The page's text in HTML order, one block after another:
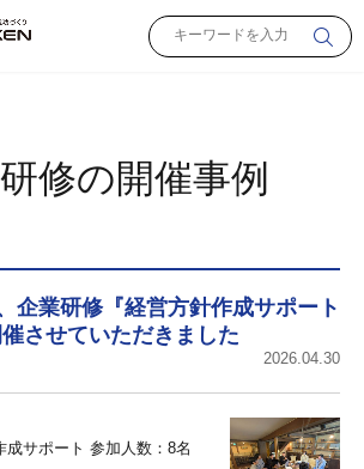
修の開催事例
企業研修『経営方針作成サポート
させていただきました
2026.04.30
成サポート 参加人数：8名